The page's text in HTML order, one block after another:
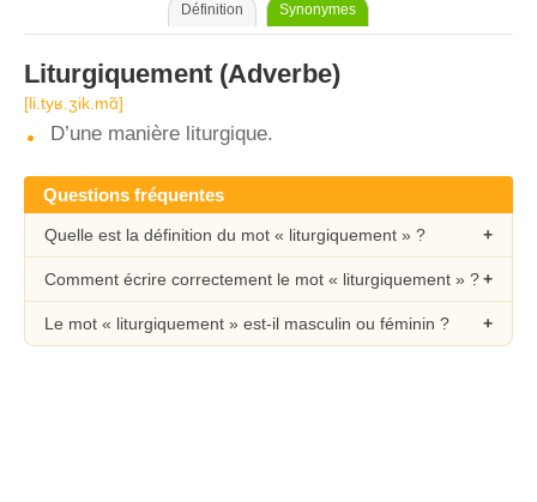
Définition Synonymes
Liturgiquement (Adverbe)
[li.tyʁ.ʒik.mɑ̃]
D’une manière liturgique.
Questions fréquentes
Quelle est la définition du mot « liturgiquement » ?
Comment écrire correctement le mot « liturgiquement » ?
Le mot « liturgiquement » est-il masculin ou féminin ?